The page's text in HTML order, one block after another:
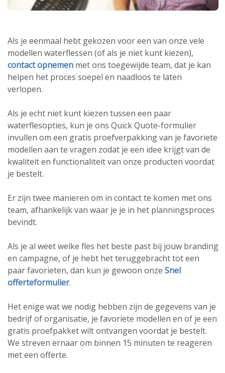
Als je eenmaal hebt gekozen voor een van onze vele
modellen waterflessen (of als je niet kunt kiezen),
contact opnemen met ons toegewijde team, dat je kan
helpen het proces soepel en naadloos te laten
verlopen.
Als je echt niet kunt kiezen tussen een paar
waterflesopties, kun je ons Quick Quote-formulier
invullen om een gratis proefverpakking van je favoriete
modellen aan te vragen zodat je een idee krijgt van de
kwaliteit en functionaliteit van onze producten voordat
je bestelt.
Er zijn twee manieren om in contact te komen met ons
team, afhankelijk van waar je je in het planningsproces
bevindt.
Als je al weet welke fles het beste past bij jouw branding
en campagne, of je hebt het teruggebracht tot een
paar favorieten, dan kun je gewoon onze Snel
offerteformulier.
Het enige wat we nodig hebben zijn de gegevens van je
bedrijf of organisatie, je favoriete modellen en of je een
gratis proefpakket wilt ontvangen voordat je bestelt.
We streven ernaar om binnen 15 minuten te reageren
met een offerte.